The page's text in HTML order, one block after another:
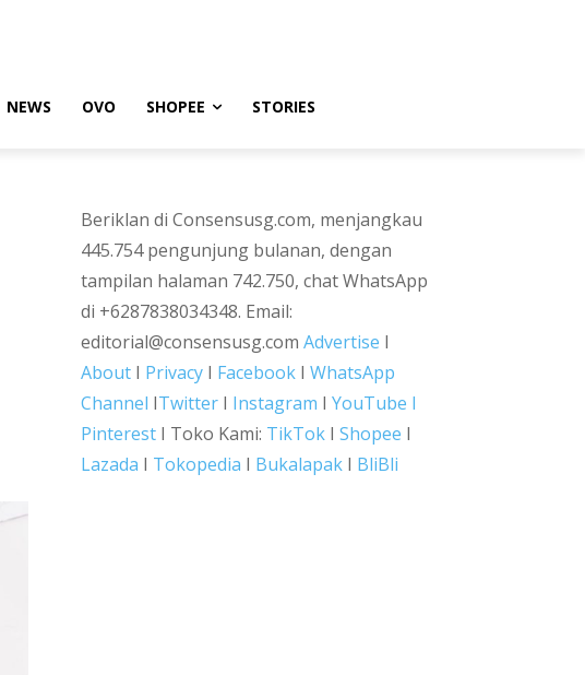
NEWS OVO SHOPEE STORIES
Beriklan di Consensusg.com, menjangkau
445.754 pengunjung bulanan, dengan
tampilan halaman 742.750, chat WhatsApp
di +6287838034348. Email:
editorial@consensusg.com Advertise I
About I Privacy I Facebook I WhatsApp
Channel ITwitter I Instagram I YouTube I
Pinterest I Toko Kami: TikTok I Shopee I
Lazada I Tokopedia I Bukalapak I BliBli